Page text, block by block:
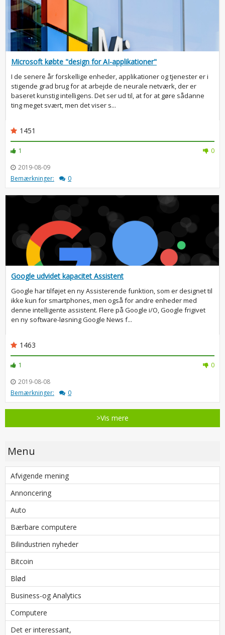
Microsoft købte "design for AI-applikationer"
I de senere år forskellige enheder, applikationer og tjenester er i
stigende grad brug for at arbejde de neurale netværk, der er
baseret kunstig intelligens. Det ser ud til, at for at gøre sådanne
ting meget svært, men det viser s...
1451
1
0
2019-08-09
Bemærkninger:
0
Google udvidet kapacitet Assistent
Google har tilføjet en ny Assisterende funktion, som er designet til
ikke kun for smartphones, men også for andre enheder med
denne intelligente assistent. Flere på Google i/O, Google frigivet
en ny software-løsning Google News f...
1463
1
0
2019-08-08
Bemærkninger:
0
>Vis mere
Menu
Afvigende mening
Annoncering
Auto
Bærbare computere
Bilindustrien nyheder
Bitcoin
Blød
Business-og Analytics
Computere
Det er interessant,